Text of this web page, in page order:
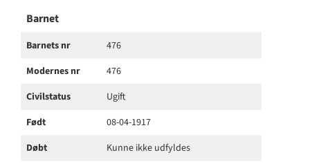
Barnet
Barnets nr
476
Modernes nr
476
Civilstatus
Ugift
Født
08-04-1917
Døbt
Kunne ikke udfyldes